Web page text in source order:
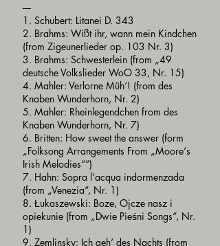
----
1. Schubert: Litanei D. 343
2. Brahms: Wißt ihr, wann mein Kindchen
(from Zigeunerlieder op. 103 Nr. 3)
3. Brahms: Schwesterlein (from „49
deutsche Volkslieder WoO 33, Nr. 15)
4. Mahler: Verlorne Müh‘! (from des
Knaben Wunderhorn, Nr. 2)
5. Mahler: Rheinlegendchen from des
Knaben Wunderhorn, Nr. 7)
6. Britten: How sweet the answer (form
„Folksong Arrangements From „Moore‘s
Irish Melodies““)
7. Hahn: Sopra l‘acqua indormenzada
(from „Venezia“, Nr. 1)
8. Łukaszewski: Boze, Ojcze nasz i
opiekunie (from „Dwie Pieśni Songs“, Nr.
1)
9. Zemlinsky: Ich geh‘ des Nachts (from